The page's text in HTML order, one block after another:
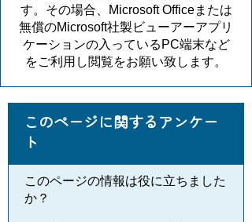
す。その場合、Microsoft Officeまたは
無償のMicrosoft社製ビューアーアプリ
ケーションの入っているPC端末など
をご利用し閲覧をお願い致します。
このページに関するアンケー
ト
このページの情報は役に立ちました
か？